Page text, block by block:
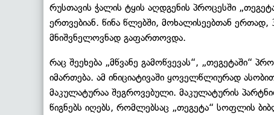
რუსთავის ჭალის ტყის აღდგენის პროცესში
ერთვებიან. წინა წლებში, მოხალისეებთან ერთად,
მნიშვნელოვნად გაფართოვდა.
რაც შეეხება „მწვანე გამოწვევას“, „თეგეტაში“
იმართება. ამ ინიციატივაში ყოველწლიურად
მაკულატურაა შეგროვებული. მაკულატურის
წიგნებს იღებს, რომლებსაც „თეგეტა“ სოფლის